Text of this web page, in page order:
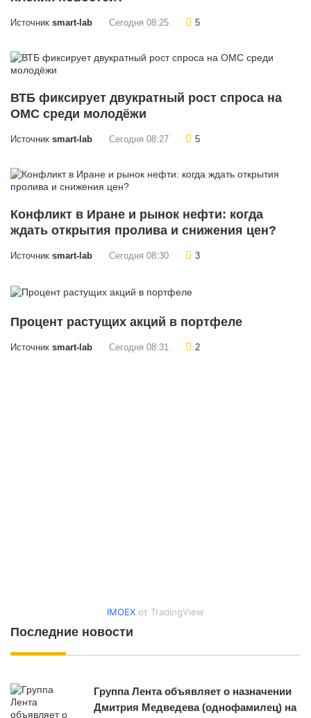
Источник smart-lab Сегодня 08:25 5
ВТБ фиксирует двукратный рост спроса на
ОМС среди молодёжи
Источник smart-lab Сегодня 08:27 5
Конфликт в Иране и рынок нефти: когда
ждать открытия пролива и снижения цен?
Источник smart-lab Сегодня 08:30 3
Процент растущих акций в портфеле
Источник smart-lab Сегодня 08:31 2
IMOEX от TradingView
Последние новости
Группа Лента объявляет о назначении
Дмитрия Медведева (однофамилец) на